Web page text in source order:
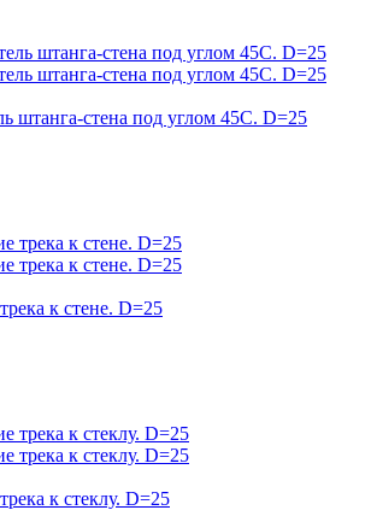
штанга-стена под углом 45С. D=25
к стене. D=25
к стеклу. D=25